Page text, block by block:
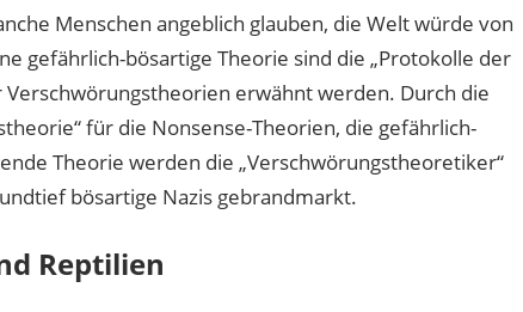
Menschen angeblich glauben, die Welt würde von
gefährlich-bösartige Theorie sind die „Protokolle der
erwähnt werden. Durch die
für die Nonsense-Theorien, die gefährlich-
Theorie werden die „Verschwörungstheoretiker“
bösartige Nazis gebrandmarkt.
Reptilien